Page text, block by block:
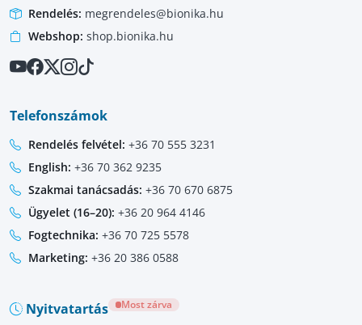
Rendelés: megrendeles@bionika.hu
Webshop: shop.bionika.hu
Telefonszámok
Rendelés felvétel: +36 70 555 3231
English: +36 70 362 9235
Szakmai tanácsadás: +36 70 670 6875
Ügyelet (16–20): +36 20 964 4146
Fogtechnika: +36 70 725 5578
Marketing: +36 20 386 0588
Nyitvatartás Most zárva